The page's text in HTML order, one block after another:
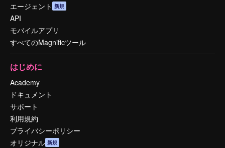
エージェント 新規
API
モバイルアプリ
すべてのMagnificツール
はじめに
Academy
ドキュメント
サポート
利用規約
プライバシーポリシー
オリジナル 新規